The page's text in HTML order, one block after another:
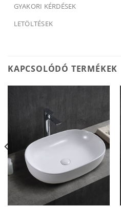
GYAKORI KÉRDÉSEK
LETÖLTÉSEK
KAPCSOLÓDÓ TERMÉKEK